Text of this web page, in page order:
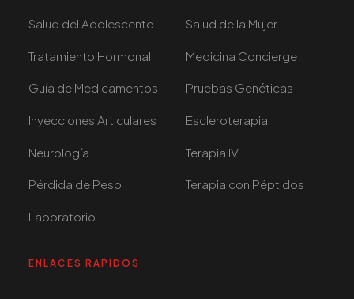
Salud del Adolescente Salud de la Mujer
Tratamiento Hormonal Medicina Concierge
Guía de Medicamentos Pruebas Genéticas
Inyecciones Articulares Escleroterapia
Neurología Terapia IV
Pérdida de Peso Terapia con Péptidos
Laboratorio
ENLACES RAPIDOS